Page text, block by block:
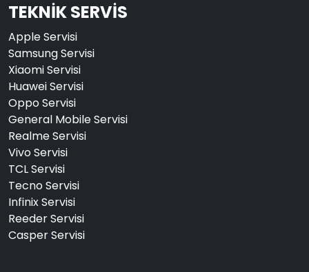
TEKNİK SERVİS
Apple Servisi
Samsung Servisi
Xiaomi Servisi
Huawei Servisi
Oppo Servisi
General Mobile Servisi
Realme Servisi
Vivo Servisi
TCL Servisi
Tecno Servisi
Infinix Servisi
Reeder Servisi
Casper Servisi